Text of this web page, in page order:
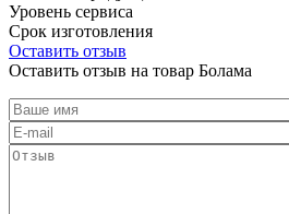
Уровень сервиса
Срок изготовления
Оставить отзыв
Оставить отзыв на товар Болама